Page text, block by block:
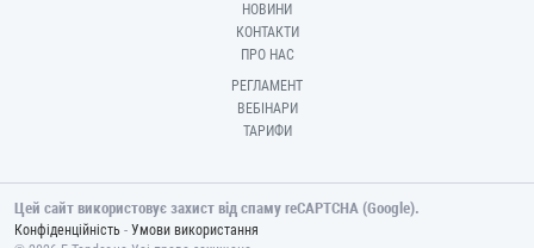
НОВИНИ
КОНТАКТИ
ПРО НАС
РЕГЛАМЕНТ
ВЕБІНАРИ
ТАРИФИ
Цей сайт використовує захист від спаму reCAPTCHA (Google).
Конфіденційність - Умови використання